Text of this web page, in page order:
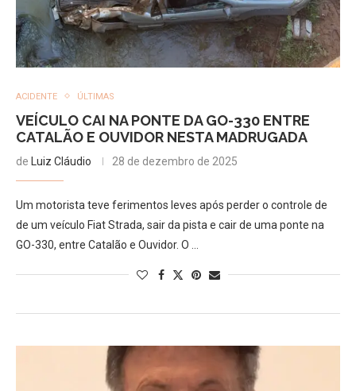
ACIDENTE ÚLTIMAS
VEÍCULO CAI NA PONTE DA GO-330 ENTRE
CATALÃO E OUVIDOR NESTA MADRUGADA
de Luiz Cláudio 28 de dezembro de 2025
Um motorista teve ferimentos leves após perder o controle de
de um veículo Fiat Strada, sair da pista e cair de uma ponte na
GO-330, entre Catalão e Ouvidor. O …